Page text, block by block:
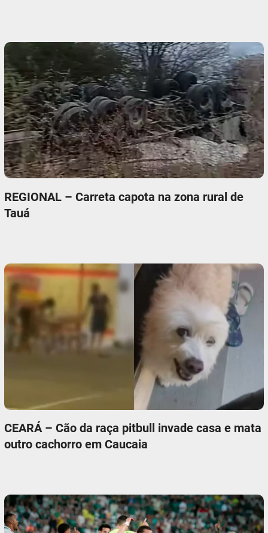
REGIONAL – Carreta capota na zona rural de
Tauá
CEARÁ – Cão da raça pitbull invade casa e mata
outro cachorro em Caucaia